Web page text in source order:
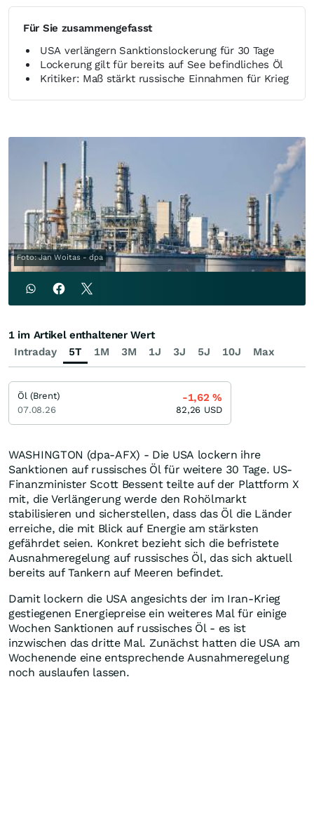
Für Sie zusammengefasst
USA verlängern Sanktionslockerung für 30 Tage
Lockerung gilt für bereits auf See befindliches Öl
Kritiker: Maß stärkt russische Einnahmen für Krieg
Foto: Jan Woitas - dpa
WASHINGTON (dpa-AFX) - Die USA lockern ihre
Sanktionen auf russisches Öl für weitere 30 Tage. US-
Finanzminister Scott Bessent teilte auf der Plattform X
mit, die Verlängerung werde den Rohölmarkt
stabilisieren und sicherstellen, dass das Öl die Länder
erreiche, die mit Blick auf Energie am stärksten
gefährdet seien. Konkret bezieht sich die befristete
Ausnahmeregelung auf russisches Öl, das sich aktuell
bereits auf Tankern auf Meeren befindet.
Damit lockern die USA angesichts der im Iran-Krieg
gestiegenen Energiepreise ein weiteres Mal für einige
Wochen Sanktionen auf russisches Öl - es ist
inzwischen das dritte Mal. Zunächst hatten die USA am
Wochenende eine entsprechende Ausnahmeregelung
noch auslaufen lassen.
Intraday 5T 1M 3M 1J 3J 5J 10J Max
1 im Artikel enthaltener Wert
Öl (Brent)
07.08.26
-1,62%
82,26 USD